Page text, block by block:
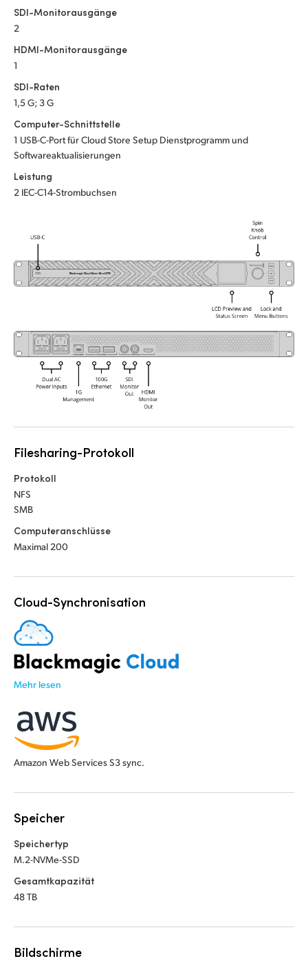
Spain
Turkey
United States
SDI-Monitorausgänge
2
HDMI-Monitorausgänge
1
SDI-Raten
1,5 G; 3 G
Computer-Schnittstelle
1 USB-C-Port für Cloud Store Setup Dienstprogramm und
Softwareaktualisierungen
Leistung
2 IEC-C14-Strombuchsen
Filesharing-Protokoll
Protokoll
NFS
SMB
Computeranschlüsse
Maximal 200
Cloud-Synchronisation
Mehr lesen
Amazon Web Services S3 sync.
Speicher
Speichertyp
M.2-NVMe-SSD
Gesamtkapazität
48 TB
Bildschirme